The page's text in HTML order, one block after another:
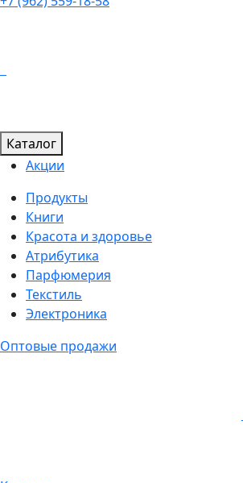
Каталог
Акции
Продукты
Книги
Красота и здоровье
Атрибутика
Парфюмерия
Текстиль
Электроника
Оптовые продажи